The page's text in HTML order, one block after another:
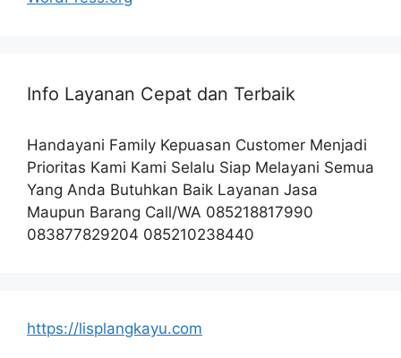
Info Layanan Cepat dan Terbaik
Handayani Family Kepuasan Customer Menjadi
Prioritas Kami Kami Selalu Siap Melayani Semua
Yang Anda Butuhkan Baik Layanan Jasa
Maupun Barang Call/WA 085218817990
083877829204 085210238440
https://lisplangkayu.com